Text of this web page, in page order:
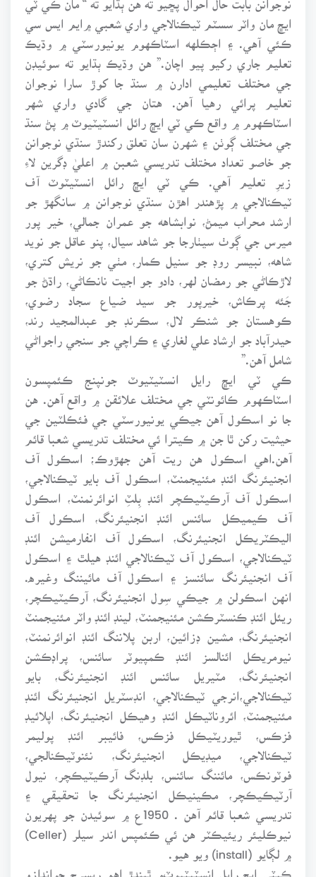
ايڇ مان واٽر سسٽم ٽيڪنالاجي واري شعبي ۾ايم ايس سي
ڪئي آهي. ۽ اڄڪلهه اسٽاڪهوم يونيورسٽي ۾ وڌيڪ
تعليم جاري رکيو پيو اچان.” هن وڌيڪ ٻڌايو ته سوئيڊن
جي مختلف تعليمي ادارن ۾ سنڌ جا کوڙ سارا نوجوان
تعليم پرائي رهيا آهن. هتان جي گادي واري شهر
اسٽاڪهوم ۾ واقع ڪي ٽي ايڇ رائل انسٽيٽيوٽ ۾ پڻ سنڌ
جي مختلف ڳوٺن ۽ شهرن سان تعلق رکندڙ سنڌي نوجوانن
جو خاصو تعداد مختلف تدريسي شعبن ۾ اعليٰ ڊگرين لاءِ
زيرِ تعليم آهي. ڪي ٽي ايڇ رائل انسٽيٽوٽ آف
ٽيڪنالاجي ۾ پڙهندر اهڙن سنڌي نوجوانن ۾ سانگهڙ جو
ارشد محراب ميمڻ، نوابشاهه جو عمران جمالي، خير پور
ميرس جي ڳوٺ سيٺارجا جو شاهد سيال، پنو عاقل جو نويد
شاهه، نبيسر روڊ جو سنيل ڪمار، مٺي جو نريش کتري،
لاڙڪاڻي جو رمضان لهر، دادو جو اجيت نانڪاڻي، راڌڻ جو
جَئه پرڪاش، خيرپور جو سيد ضياع سجاد رضوي،
ڪوهستان جو شنڪر لال، سڪرنڊ جو عبدالمجيد رند،
حيدرآباد جو ارشاد علي لغاري ۽ ڪراچي جو سنجي راجواڻي
شامل آهن.”
ڪي ٽي ايڇ رايل انسٽيٽيوٽ جونپنج ڪئمپسون
اسٽاڪهوم ڪائونٽي جي مختلف علائقن ۾ واقع آهن. هن
جا نو اسڪول آهن جيڪي يونيورسٽي جي فئڪلٽين جي
حيثيت رکن ٿا جن ۾ ڪيترا ئي مختلف تدريسي شعبا قائم
آهن.اهي اسڪول هن ريت آهن جهڙوڪ؛ اسڪول آف
انجنيئرنگ ائنڊ مئنيجمنٽ، اسڪول آف بايو ٽيڪنالاجي،
اسڪول آف آرڪيٽيڪچر ائنڊ بِلٽِ انوائرنمنٽ، اسڪول
آف ڪيميڪل سائنس ائنڊ انجنيئرنگ، اسڪول آف
اليڪٽريڪل انجنيئرنگ، اسڪول آف انفارميشن ائنڊ
ٽيڪنالاجي، اسڪول آف ٽيڪنالاجي ائنڊ هيلٿ ۽ اسڪول
آف انجنيئرنگ سائنسز ۽ اسڪول آف مائيننگ وغيره.
انهن اسڪولن ۾ جيڪي سِول انجنيئرنگ، آرڪيٽيڪچر،
ريئل ائنڊ ڪنسٽرڪشن مئنيجمنٽ، لينڊ ائنڊ واٽر مئنيجمنٽ
انجنيئرنگ، مشين ڊزائين، اربن پلاننگ ائنڊ انوائرنمنٽ،
نيومريڪل ائنالسز ائنڊ ڪمپيوٽر سائنس، پراڊڪشن
انجنيئرنگ، مٽيريل سائنس ائنڊ انجنيئرنگ، بايو
ٽيڪنالاجي،انرجي ٽيڪنالاجي، انڊسٽريل انجنيئرنگ ائنڊ
مئنيجمنٽ، ائروناٽيڪل ائنڊ وهيڪل انجنيئرنگ، اپلائيڊ
فزڪس، ٿيوريٽيڪل فزڪس، فائيبر ائنڊ پوليمر
ٽيڪنالاجي، ميڊيڪل انجنيئرنگ، نئنوٽيڪنالجي،
فوٽونڪس، مائننگ سائنس، بلڊنگ آرڪيٽيڪچر، نيول
آرٽيڪيڪچر، مڪينيڪل انجنيئرنگ جا تحقيقي ۽
نيوڪليئر ريئيڪٽر هن ئي ڪئمپس اندر سيلر (Celler)
۾ لڳايو (install) ويو هيو.
ڪيٽي ايڇ رايل انسٽيٽيوٽ۾ ٿيندڙ اهم ريسرچ جواندازو